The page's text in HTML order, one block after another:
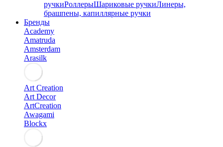
ручкиРоллерыШариковые ручкиЛинеры,
брашпены, капиллярные ручки
Бренды
Academy
Amatruda
Amsterdam
Arasilk
Art Creation
Art Decor
ArtCreation
Awagami
Blockx